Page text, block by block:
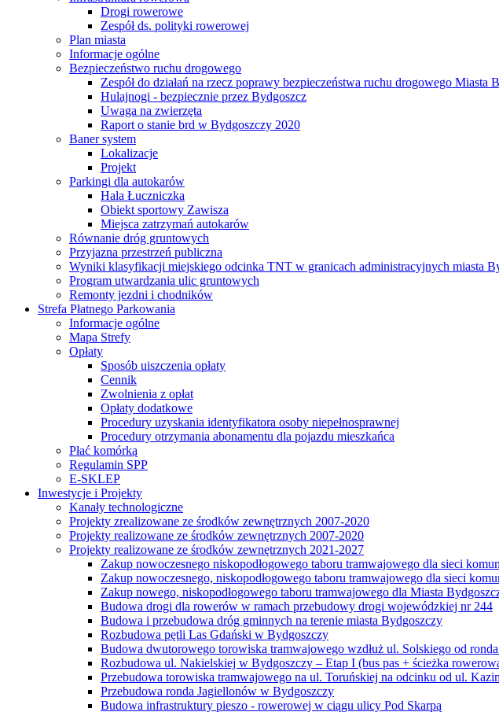
Drogi rowerowe
Zespół ds. polityki rowerowej
Plan miasta
Informacje ogólne
Bezpieczeństwo ruchu drogowego
Zespół do działań na rzecz poprawy bezpieczeństwa ruchu drogowego Miasta
Hulajnogi - bezpiecznie przez Bydgoszcz
Uwaga na zwierzęta
Raport o stanie brd w Bydgoszczy 2020
Baner system
Lokalizacje
Projekt
Parkingi dla autokarów
Hala Łuczniczka
Obiekt sportowy Zawisza
Miejsca zatrzymań autokarów
Równanie dróg gruntowych
Przyjazna przestrzeń publiczna
Wyniki klasyfikacji miejskiego odcinka TNT w granicach administracyjnych miasta
Program utwardzania ulic gruntowych
Remonty jezdni i chodników
Strefa Płatnego Parkowania
Informacje ogólne
Mapa Strefy
Opłaty
Sposób uiszczenia opłaty
Cennik
Zwolnienia z opłat
Opłaty dodatkowe
Procedury uzyskania identyfikatora osoby niepełnosprawnej
Procedury otrzymania abonamentu dla pojazdu mieszkańca
Płać komórką
Regulamin SPP
E-SKLEP
Inwestycje i Projekty
Kanały technologiczne
Projekty zrealizowane ze środków zewnętrznych 2007-2020
Projekty realizowane ze środków zewnętrznych 2007-2020
Projekty realizowane ze środków zewnętrznych 2021-2027
Zakup nowoczesnego niskopodłogowego taboru tramwajowego dla sieci
Zakup nowoczesnego, niskopodłogowego taboru tramwajowego dla sieci
Zakup nowego, niskopodłogowego taboru tramwajowego dla Miasta
Budowa drogi dla rowerów w ramach przebudowy drogi wojewódzkiej nr 244
Budowa i przebudowa dróg gminnych na terenie miasta Bydgoszczy
Rozbudowa pętli Las Gdański w Bydgoszczy
Budowa dwutorowego torowiska tramwajowego wzdłuż ul. Solskiego od
Rozbudowa ul. Nakielskiej w Bydgoszczy – Etap I (bus pas + ścieżka
Przebudowa torowiska tramwajowego na ul. Toruńskiej na odcinku od ul.
Przebudowa ronda Jagiellonów w Bydgoszczy
Budowa infrastruktury pieszo - rowerowej w ciągu ulicy Pod Skarpą